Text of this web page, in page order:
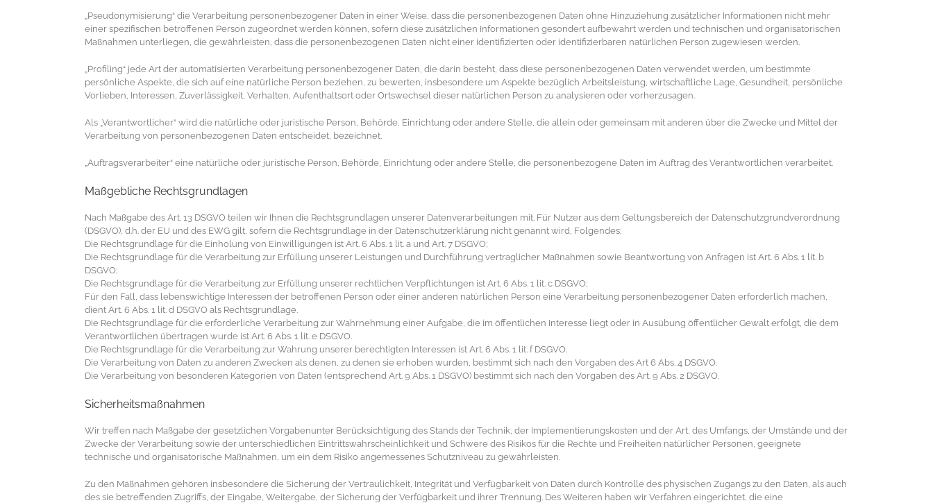
„Pseudonymisierung“ die Verarbeitung personenbezogener Daten in einer Weise, dass die personenbezogenen Daten ohne Hinzuziehung zusätzlicher Informationen nicht mehr
einer spezifischen betroffenen Person zugeordnet werden können, sofern diese zusätzlichen Informationen gesondert aufbewahrt werden und technischen und organisatorischen
Maßnahmen unterliegen, die gewährleisten, dass die personenbezogenen Daten nicht einer identifizierten oder identifizierbaren natürlichen Person zugewiesen werden.
„Profiling“ jede Art der automatisierten Verarbeitung personenbezogener Daten, die darin besteht, dass diese personenbezogenen Daten verwendet werden, um bestimmte
persönliche Aspekte, die sich auf eine natürliche Person beziehen, zu bewerten, insbesondere um Aspekte bezüglich Arbeitsleistung, wirtschaftliche Lage, Gesundheit, persönliche
Vorlieben, Interessen, Zuverlässigkeit, Verhalten, Aufenthaltsort oder Ortswechsel dieser natürlichen Person zu analysieren oder vorherzusagen.
Als „Verantwortlicher“ wird die natürliche oder juristische Person, Behörde, Einrichtung oder andere Stelle, die allein oder gemeinsam mit anderen über die Zwecke und Mittel der
Verarbeitung von personenbezogenen Daten entscheidet, bezeichnet.
„Auftragsverarbeiter“ eine natürliche oder juristische Person, Behörde, Einrichtung oder andere Stelle, die personenbezogene Daten im Auftrag des Verantwortlichen verarbeitet.
Maßgebliche Rechtsgrundlagen
Nach Maßgabe des Art. 13 DSGVO teilen wir Ihnen die Rechtsgrundlagen unserer Datenverarbeitungen mit. Für Nutzer aus dem Geltungsbereich der Datenschutzgrundverordnung
(DSGVO), d.h. der EU und des EWG gilt, sofern die Rechtsgrundlage in der Datenschutzerklärung nicht genannt wird, Folgendes:
Die Rechtsgrundlage für die Einholung von Einwilligungen ist Art. 6 Abs. 1 lit. a und Art. 7 DSGVO;
Die Rechtsgrundlage für die Verarbeitung zur Erfüllung unserer Leistungen und Durchführung vertraglicher Maßnahmen sowie Beantwortung von Anfragen ist Art. 6 Abs. 1 lit. b
DSGVO;
Die Rechtsgrundlage für die Verarbeitung zur Erfüllung unserer rechtlichen Verpflichtungen ist Art. 6 Abs. 1 lit. c DSGVO;
Für den Fall, dass lebenswichtige Interessen der betroffenen Person oder einer anderen natürlichen Person eine Verarbeitung personenbezogener Daten erforderlich machen,
dient Art. 6 Abs. 1 lit. d DSGVO als Rechtsgrundlage.
Die Rechtsgrundlage für die erforderliche Verarbeitung zur Wahrnehmung einer Aufgabe, die im öffentlichen Interesse liegt oder in Ausübung öffentlicher Gewalt erfolgt, die dem
Verantwortlichen übertragen wurde ist Art. 6 Abs. 1 lit. e DSGVO.
Die Rechtsgrundlage für die Verarbeitung zur Wahrung unserer berechtigten Interessen ist Art. 6 Abs. 1 lit. f DSGVO.
Die Verarbeitung von Daten zu anderen Zwecken als denen, zu denen sie erhoben wurden, bestimmt sich nach den Vorgaben des Art 6 Abs. 4 DSGVO.
Die Verarbeitung von besonderen Kategorien von Daten (entsprechend Art. 9 Abs. 1 DSGVO) bestimmt sich nach den Vorgaben des Art. 9 Abs. 2 DSGVO.
Sicherheitsmaßnahmen
Wir treffen nach Maßgabe der gesetzlichen Vorgabenunter Berücksichtigung des Stands der Technik, der Implementierungskosten und der Art, des Umfangs, der Umstände und der
Zwecke der Verarbeitung sowie der unterschiedlichen Eintrittswahrscheinlichkeit und Schwere des Risikos für die Rechte und Freiheiten natürlicher Personen, geeignete
technische und organisatorische Maßnahmen, um ein dem Risiko angemessenes Schutzniveau zu gewährleisten.
Zu den Maßnahmen gehören insbesondere die Sicherung der Vertraulichkeit, Integrität und Verfügbarkeit von Daten durch Kontrolle des physischen Zugangs zu den Daten, als auch
des sie betreffenden Zugriffs, der Eingabe, Weitergabe, der Sicherung der Verfügbarkeit und ihrer Trennung. Des Weiteren haben wir Verfahren eingerichtet, die eine